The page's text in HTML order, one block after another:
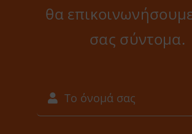
θα
σας σύντομα.